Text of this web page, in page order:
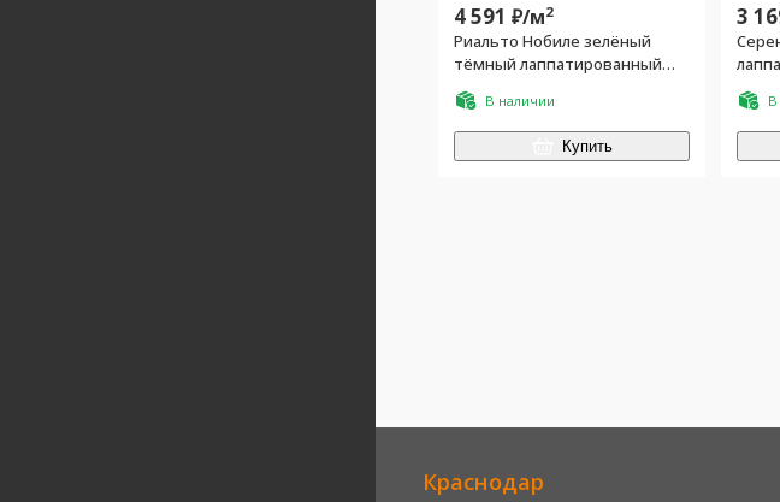
4 591 ₽/м2
Риальто Нобиле зелёный
тёмный лаппатированный
обрезной 60x60
В наличии
Купить
3
60x60
В
Краснодар